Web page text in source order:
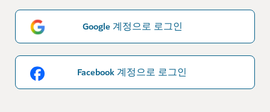
Google 계정으로 로그인
Facebook 계정으로 로그인